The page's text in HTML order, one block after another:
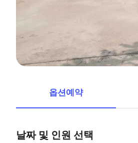
옵션예약
날짜 및 인원 선택